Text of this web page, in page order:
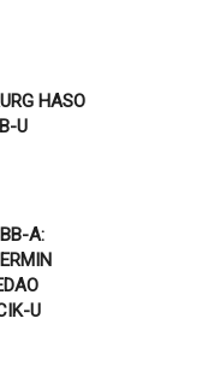
HASO
U
A:
U